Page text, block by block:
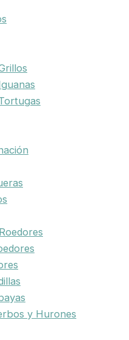
y Hurones